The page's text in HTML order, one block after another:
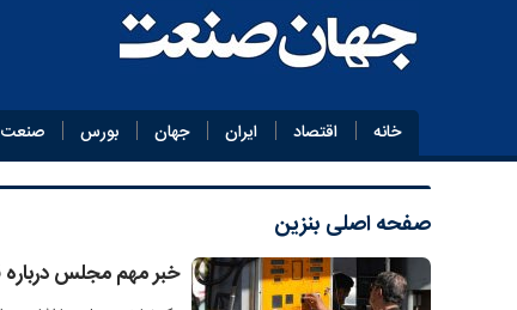
خانه اقتصاد ایران جهان بورس صنعت
صفحه اصلی بنزین
خبر مهم مجلس